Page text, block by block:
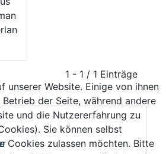
1 - 1 / 1 Einträge
unserer Website. Einige von ihnen
der Seite, während andere
und die Nutzererfahrung zu
Sie können selbst
Cookies zulassen möchten. Bitte